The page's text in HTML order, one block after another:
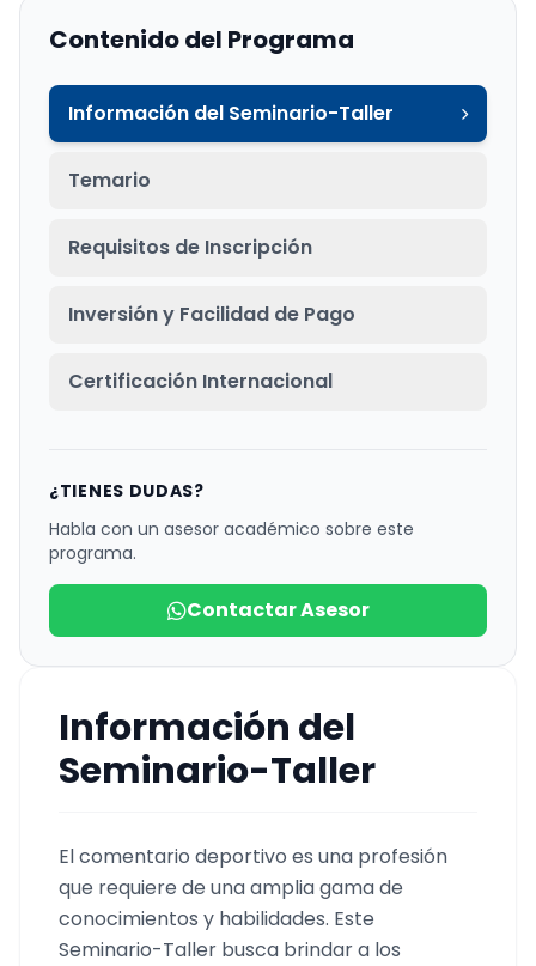
Información del
Seminario-Taller
El comentario deportivo es una profesión
que requiere de una amplia gama de
conocimientos y habilidades. Este
Seminario-Taller busca brindar a los
Contenido del Programa
Información del Seminario-Taller
Temario
Requisitos de Inscripción
Inversión y Facilidad de Pago
Certificación Internacional
¿TIENES DUDAS?
Habla con un asesor académico sobre este
programa.
Contactar Asesor